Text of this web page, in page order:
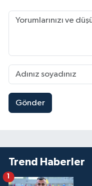
Gönder
Trend Haberler